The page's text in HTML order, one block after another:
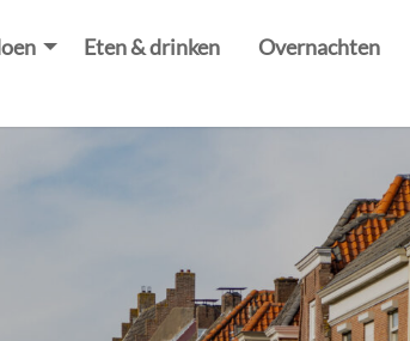
Eten & drinken Overnachten